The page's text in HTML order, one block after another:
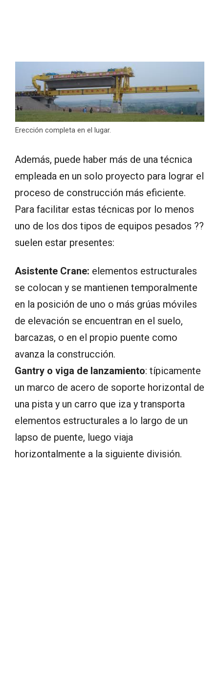
Erección completa en el lugar.
Además, puede haber más de una técnica
empleada en un solo proyecto para lograr el
proceso de construcción más eficiente.
Para facilitar estas técnicas por lo menos
uno de los dos tipos de equipos pesados ??
suelen estar presentes:
Asistente Crane: elementos estructurales
se colocan y se mantienen temporalmente
en la posición de uno o más grúas móviles
de elevación se encuentran en el suelo,
barcazas, o en el propio puente como
avanza la construcción.
Gantry o viga de lanzamiento: típicamente
un marco de acero de soporte horizontal de
una pista y un carro que iza y transporta
elementos estructurales a lo largo de un
lapso de puente, luego viaja
horizontalmente a la siguiente división.